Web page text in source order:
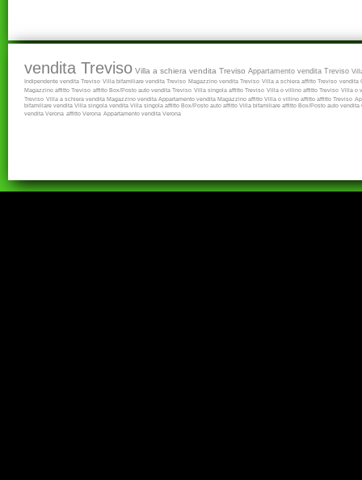
vendita Treviso Villa a schiera vendita Treviso Appartamento vendita Treviso
Indipendente vendita Treviso Villa bifamiliare vendita Treviso Magazzino vendita Treviso Villa a schiera affitto Treviso vendita
Magazzino affitto Treviso affitto Box/Posto auto vendita Treviso Villa singola affitto Treviso Villa o villino affitto Treviso Villa o
Treviso Villa a schiera vendita Magazzino vendita Appartamento vendita Magazzino affitto Villa o villino affitto affitto Treviso
bifamiliare vendita Villa singola vendita Villa singola affitto Box/Posto auto affitto Villa bifamiliare affitto Box/Posto auto vendita
vendita Verona affitto Verona Appartamento vendita Verona